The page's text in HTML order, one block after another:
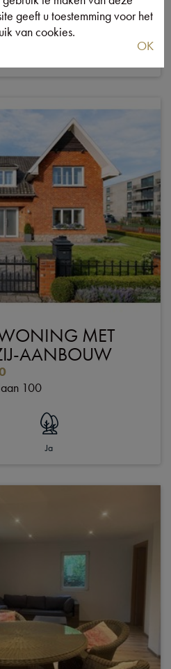
MET
AANBOUW
100
Ja
geeft u toestemming voor het
van cookies.
OK